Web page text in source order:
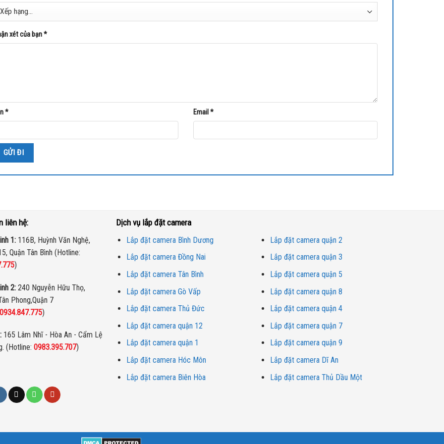
xét của bạn*
* Email *
liên hệ:
1: 116B, Huỳnh Văn Nghệ,
Quận Tân Bình (Hotline:
)
2: 240 Nguyễn Hữu Thọ,
Phong,Quận 7
0934.847.775)
165 Lâm Nhĩ - Hòa An - Cẩm Lệ
(Hotline:0983.395.707)
Dịch vụ lắp đặt camera
Lắp đặt camera Bình Dương
Lắp đặt camera Đồng Nai
Lắp đặt camera Tân Bình
Lắp đặt camera Gò Vấp
Lắp đặt camera Thủ Đức
Lắp đặt camera quận 12
Lắp đặt camera quận 1
Lắp đặt camera Hóc Môn
Lắp đặt camera Biên Hòa
Lắp đặt camera quận 2
Lắp đặt camera quận 3
Lắp đặt camera quận 5
Lắp đặt camera quận 8
Lắp đặt camera quận 4
Lắp đặt camera quận 7
Lắp đặt camera quận 9
Lắp đặt camera Dĩ An
Lắp đặt camera Thủ Dầu Một